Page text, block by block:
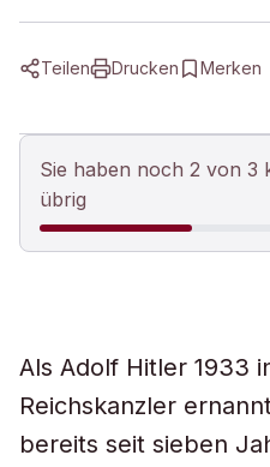
Teilen Drucken Merken
Sie haben noch 2 von 3
übrig
Als Adolf Hitler 1933
Reichskanzler
bereits seit sieben